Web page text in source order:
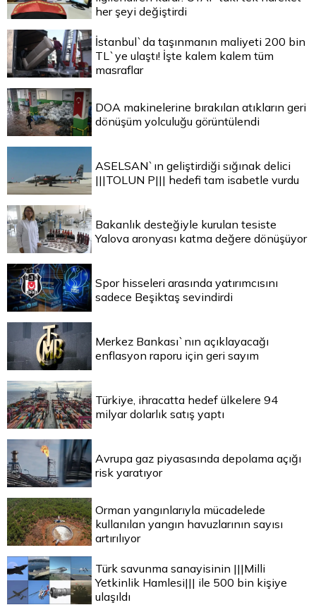
her şeyi değiştirdi
İstanbul`da taşınmanın maliyeti 200 bin
TL`ye ulaştı! İşte kalem kalem tüm
masraflar
DOA makinelerine bırakılan atıkların geri
dönüşüm yolculuğu görüntülendi
ASELSAN`ın geliştirdiği sığınak delici
|||TOLUN P||| hedefi tam isabetle vurdu
Bakanlık desteğiyle kurulan tesiste
Yalova aronyası katma değere dönüşüyor
Spor hisseleri arasında yatırımcısını
sadece Beşiktaş sevindirdi
Merkez Bankası`nın açıklayacağı
enflasyon raporu için geri sayım
Türkiye, ihracatta hedef ülkelere 94
milyar dolarlık satış yaptı
Avrupa gaz piyasasında depolama açığı
risk yaratıyor
Orman yangınlarıyla mücadelede
kullanılan yangın havuzlarının sayısı
artırılıyor
Türk savunma sanayisinin |||Milli
Yetkinlik Hamlesi||| ile 500 bin kişiye
ulaşıldı